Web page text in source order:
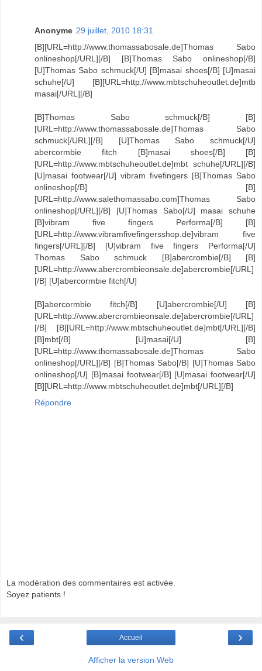
Anonyme 29 juillet, 2010 18:31
[B][URL=http://www.thomassabosale.de]Thomas Sabo
onlineshop[/URL][/B] [B]Thomas Sabo onlineshop[/B]
[U]Thomas Sabo schmuck[/U] [B]masai shoes[/B] [U]masai
schuhe[/U] [B][URL=http://www.mbtschuheoutlet.de]mtb
masai[/URL][/B]
[B]Thomas Sabo schmuck[/B] [B]
[URL=http://www.thomassabosale.de]Thomas Sabo
schmuck[/URL][/B] [U]Thomas Sabo schmuck[/U]
abercormbie fitch [B]masai shoes[/B] [B]
[URL=http://www.mbtschuheoutlet.de]mbt schuhe[/URL][/B]
[U]masai footwear[/U] vibram fivefingers [B]Thomas Sabo
onlineshop[/B] [B]
[URL=http://www.salethomassabo.com]Thomas Sabo
onlineshop[/URL][/B] [U]Thomas Sabo[/U] masai schuhe
[B]vibram five fingers Performa[/B] [B]
[URL=http://www.vibramfivefingersshop.de]vibram five
fingers[/URL][/B] [U]vibram five fingers Performa[/U]
Thomas Sabo schmuck [B]abercrombie[/B] [B]
[URL=http://www.abercrombieonsale.de]abercrombie[/URL]
[/B] [U]abercormbie fitch[/U]
[B]abercormbie fitch[/B] [U]abercrombie[/U] [B]
[URL=http://www.abercrombieonsale.de]abercrombie[/URL]
[/B] [B][URL=http://www.mbtschuheoutlet.de]mbt[/URL][/B]
[B]mbt[/B] [U]masai[/U] [B]
[URL=http://www.thomassabosale.de]Thomas Sabo
onlineshop[/URL][/B] [B]Thomas Sabo[/B] [U]Thomas Sabo
onlineshop[/U] [B]masai footwear[/B] [U]masai footwear[/U]
[B][URL=http://www.mbtschuheoutlet.de]mbt[/URL][/B]
Répondre
La modération des commentaires est activée.
Soyez patients !
‹ ›
Accueil
Afficher la version Web